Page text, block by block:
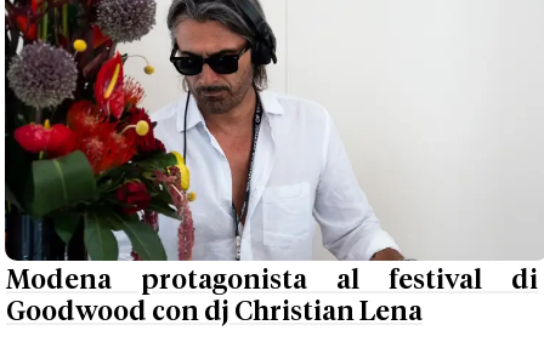
Modena protagonista al festival di
Goodwood con dj Christian Lena